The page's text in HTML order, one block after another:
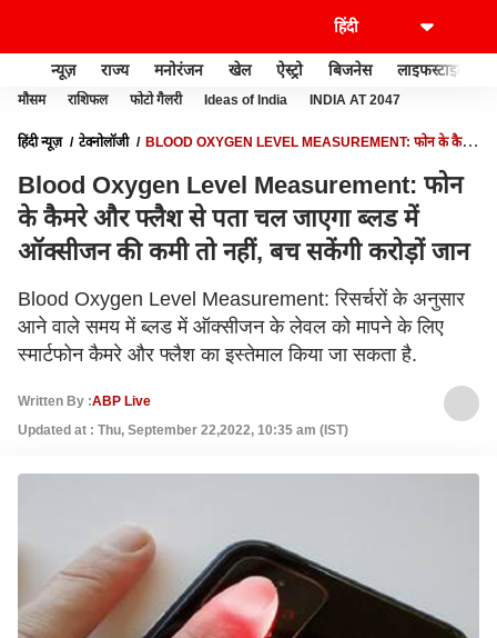
न्यूज़ राज्य मनोरंजन खेल ऐस्ट्रो बिजनेस लाइफस्टाइल
मौसम राशिफल फोटो गैलरी Ideas of India INDIA AT 2047
हिंदी न्यूज़ टेक्नोलॉजी
BLOOD OXYGEN LEVEL MEASUREMENT: फोन के कैमरे
Blood Oxygen Level Measurement: फोन
के कैमरे और फ्लैश से पता चल जाएगा ब्लड में
ऑक्सीजन की कमी तो नहीं, बच सकेंगी करोड़ों जान
Blood Oxygen Level Measurement: रिसर्चरों के अनुसार
आने वाले समय में ब्लड में ऑक्सीजन के लेवल को मापने के लिए
स्मार्टफोन कैमरे और फ्लैश का इस्तेमाल किया जा सकता है.
Written By :ABP Live
Updated at : Thu, September 22,2022, 10:35 am (IST)